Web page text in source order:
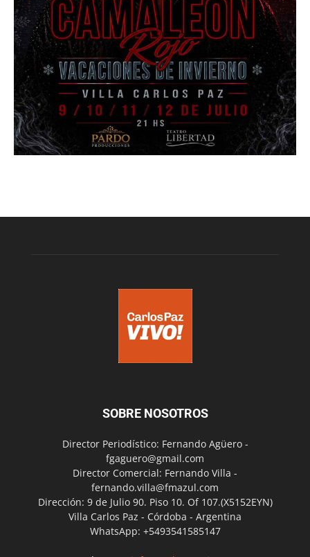
SOBRE NOSOTROS
Director Periodístico: Fernando Agüero -
fgaguero@gmail.com
Director Comercial: Fernando Villa -
fernando.villa@fmazul.com
Dirección: 9 de Julio 90. Piso 10. Of 107.(X5152EYN)
Villa Carlos Paz - Córdoba - Argentina
WhatsApp: +5493541585147